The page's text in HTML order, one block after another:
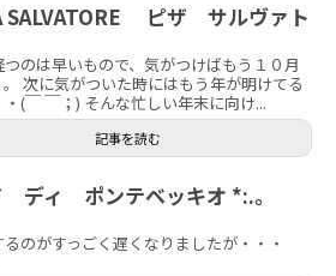
SALVATORE ピザ サルヴァト
つのは早いもので、気がつけばもう１０月
。 次に気がついた時にはもう年が明けてる
(￣ ￣；) そんな忙しい年末に向け...
記事を読む
ディ ポンテベッキオ *:.｡
のがすっごく遅くなりましたが・・・